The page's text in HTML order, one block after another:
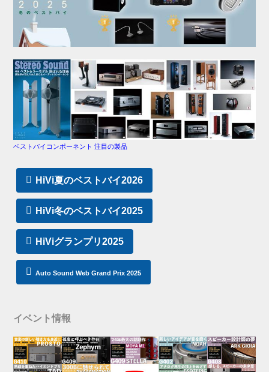
ベストバイコンポーネント 注目の製品
HiVi夏のベストバイ2026
HiVi冬のベストバイ2025
HiViグランプリ2025
Auto Sound Web Grand Prix 2025
イベント情報